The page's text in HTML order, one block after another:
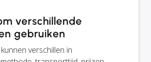
verschillende
gebruiken
verschillen in